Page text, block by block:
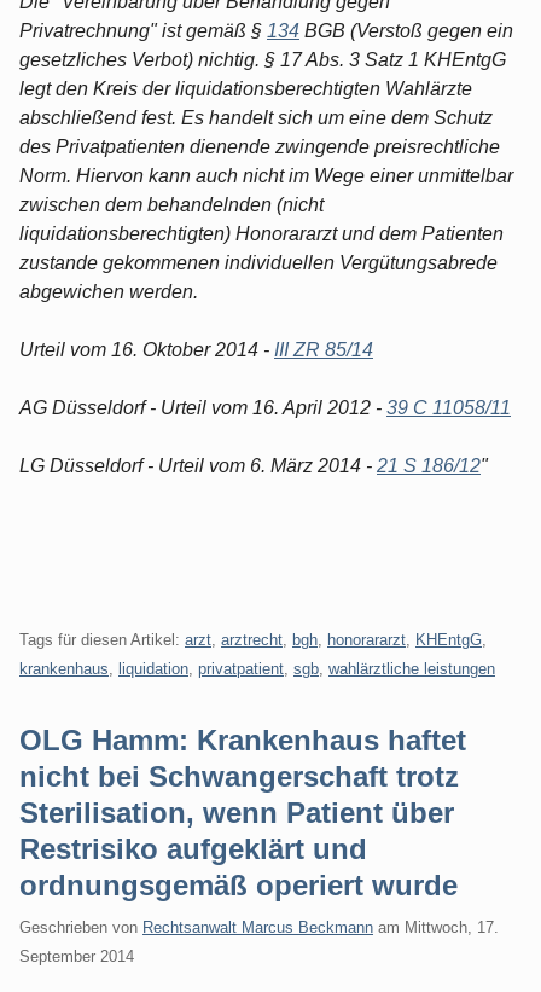
Privatrechnung" ist gemäß § 134 BGB (Verstoß gegen ein
gesetzliches Verbot) nichtig. § 17 Abs. 3 Satz 1 KHEntgG
legt den Kreis der liquidationsberechtigten Wahlärzte
abschließend fest. Es handelt sich um eine dem Schutz
des Privatpatienten dienende zwingende preisrechtliche
Norm. Hiervon kann auch nicht im Wege einer unmittelbar
zwischen dem behandelnden (nicht
liquidationsberechtigten) Honorararzt und dem Patienten
zustande gekommenen individuellen Vergütungsabrede
abgewichen werden.
Urteil vom 16. Oktober 2014 - III ZR 85/14
AG Düsseldorf - Urteil vom 16. April 2012 - 39 C 11058/11
LG Düsseldorf - Urteil vom 6. März 2014 - 21 S 186/12"
Tags für diesen Artikel: arzt arztrecht bgh honorararzt KHEntgG
krankenhaus
liquidation privatpatient sgb wahlärztliche leistungen
OLG Hamm: Krankenhaus haftet
nicht bei Schwangerschaft trotz
Sterilisation, wenn Patient über
Restrisiko aufgeklärt und
ordnungsgemäß operiert wurde
Geschrieben von Rechtsanwalt Marcus Beckmann am Mittwoch, 17.
September 2014